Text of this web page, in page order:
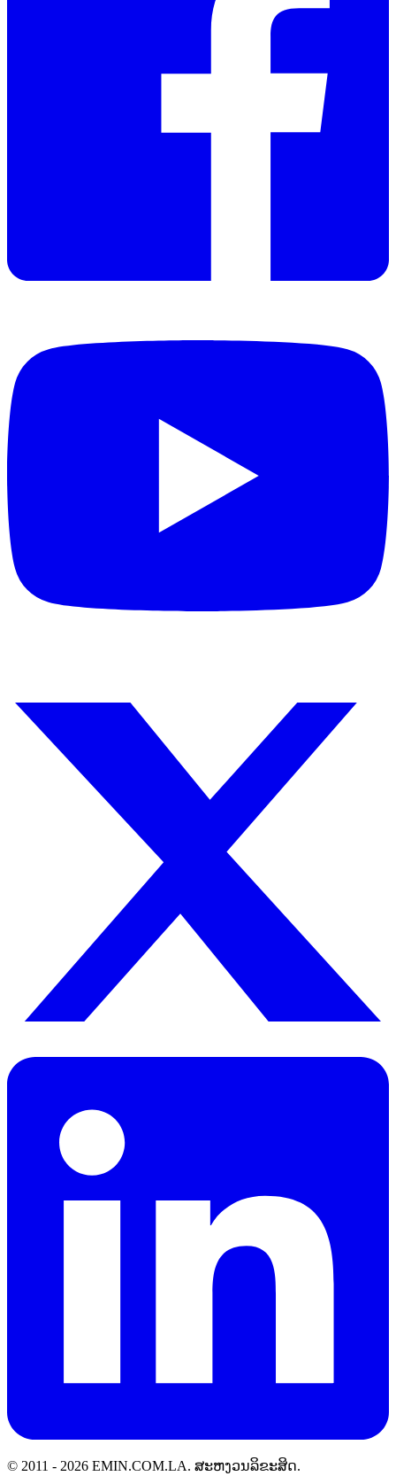
© 2011 - 2026 EMIN.COM.LA. ສະຫງວນລິຂະສິດ.